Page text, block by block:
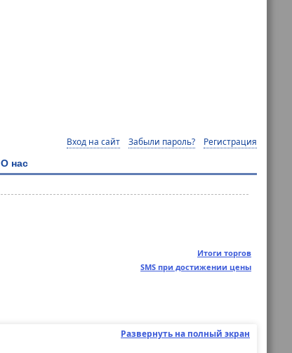
Вход на сайт Забыли пароль? Регистрация
О нас
Итоги торгов
SMS при достижении цены
Развернуть на полный экран